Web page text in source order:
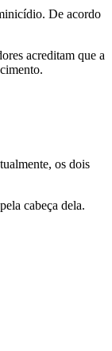
De acordo
acreditam que a
os dois
cabeça dela.